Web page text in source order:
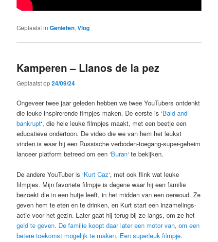
Geplaatst in Genieten,Vlog
Kamperen – Llanos de la pez
Geplaatst op24/09/24
Ongeveer twee jaar geleden hebben we twee YouTubers ontdenkt
die leuke inspirerende fimpjes maken. De eerste is ‘Bald and
bankrupt‘, die hele leuke filmpjes maakt, met een beetje een
educatieve ondertoon. De video die we van hem het leukst
vinden is waar hij een Russische verboden-toegang-super-geheim
lanceer platform betreed om een ‘Buran‘ te bekijken.
De andere YouTuber is ‘Kurt Caz‘, met ook flink wat leuke
filmpjes. Mijn favoriete filmpje is degene waar hij een familie
bezoekt die in een hutje leeft, in het midden van een oerwoud. Ze
geven hem te eten en te drinken, en Kurt start een inzamelings-
actie voor het gezin. Later gaat hij terug bij ze langs, om ze het
geld te geven. De familie koopt daar later een motor van, om een
betere toekomst mogelijk te maken. Een superleuk filmpje.